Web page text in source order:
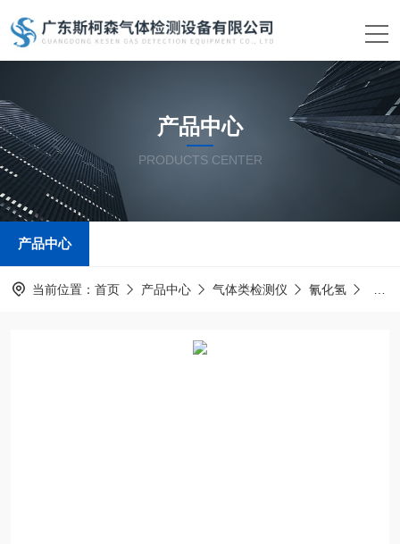
产品中心
PRODUCTS CENTER
产品中心
当前位置： 首页 产品中心 气体类检测仪 氰化氢